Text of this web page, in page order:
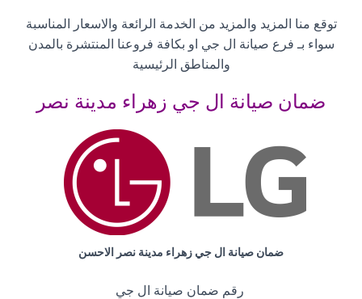
توقع منا المزيد والمزيد من الخدمة الرائعة والاسعار المناسبة
سواء بـ فرع صيانة ال جي او بكافة فروعنا المنتشرة بالمدن
والمناطق الرئيسية
ضمان صيانة ال جي زهراء مدينة نصر
ضمان صيانة ال جي زهراء مدينة نصر الاحسن
رقم ضمان صيانة ال جي